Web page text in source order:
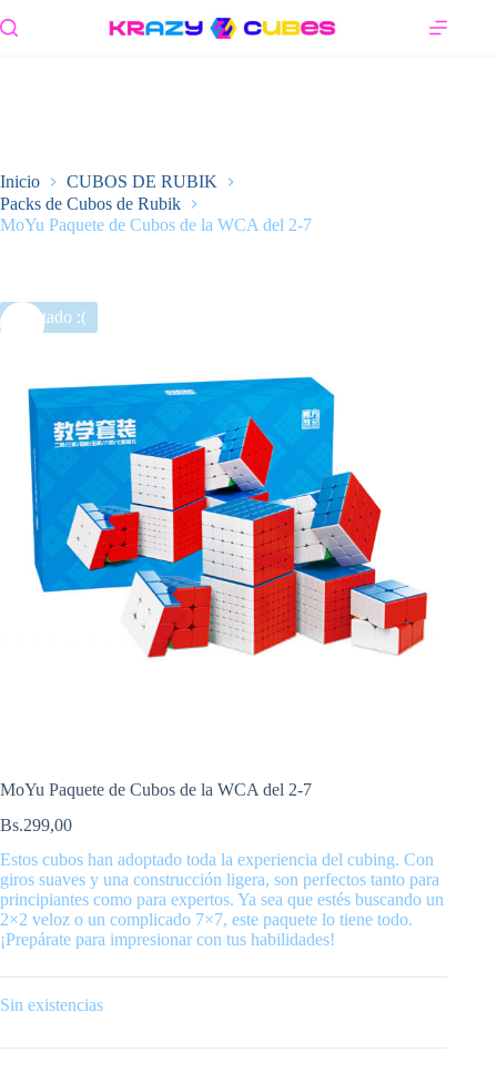
al
Inicio
CUBOS DE RUBIK
Packs de Cubos de Rubik
MoYu Paquete de Cubos de la WCA del 2-7
Agotado :(
MoYu Paquete de Cubos de la WCA del 2-7
Bs.299,00
Estos cubos han adoptado toda la experiencia del cubing. Con
giros suaves y una construcción ligera, son perfectos tanto para
principiantes como para expertos. Ya sea que estés buscando un
2×2 veloz o un complicado 7×7, este paquete lo tiene todo.
¡Prepárate para impresionar con tus habilidades!
Sin existencias